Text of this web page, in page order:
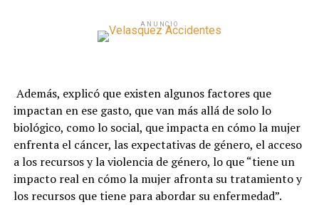
ANUNCIO
Además, explicó que existen algunos factores que
impactan en ese gasto, que van más allá de solo lo
biológico, como lo social, que impacta en cómo la mujer
enfrenta el cáncer, las expectativas de género, el acceso
a los recursos y la violencia de género, lo que “tiene un
impacto real en cómo la mujer afronta su tratamiento y
los recursos que tiene para abordar su enfermedad”.